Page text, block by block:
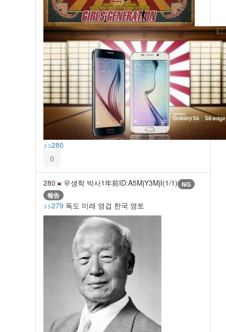
>>280
0
280 우생학 박사1年前ID:A5MjY3MjI(1/1) NG
報告
>>279 독도 미래 영겁 한국 영토